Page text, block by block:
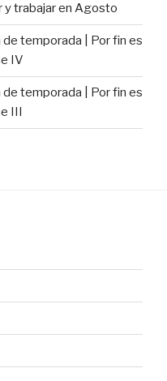
y trabajar en Agosto
de temporada | Por fin es
IV
de temporada | Por fin es
III